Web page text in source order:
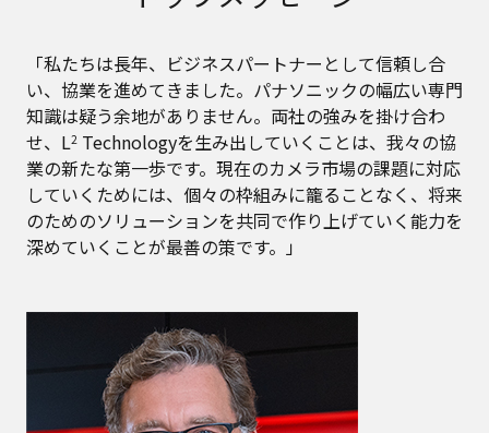
「私たちは長年、ビジネスパートナーとして信頼し合
い、協業を進めてきました。パナソニックの幅広い専門
知識は疑う余地がありません。両社の強みを掛け合わ
せ、L2 Technologyを生み出していくことは、我々の協
業の新たな第一歩です。現在のカメラ市場の課題に対応
していくためには、個々の枠組みに籠ることなく、将来
のためのソリューションを共同で作り上げていく能力を
深めていくことが最善の策です。」